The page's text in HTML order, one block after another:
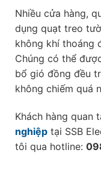
Nhiều cửa hàng,
dụng quạt treo
không khí thoáng
Chúng có thể
bổ gió đồng đều
không chiếm quá
Khách hàng quan
nghiệp tại SSB
tôi qua hotline: